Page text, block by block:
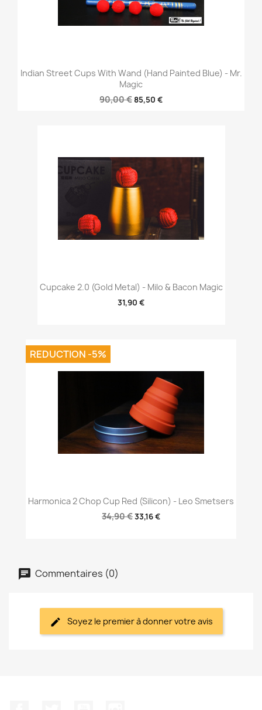
Indian Street Cups With Wand (Hand Painted Blue) - Mr.
Magic
90,00 € 85,50 €
Cupcake 2.0 (Gold Metal) - Milo & Bacon Magic
31,90 €
Harmonica 2 Chop Cup Red (Silicon) - Leo Smetsers
34,90 €33,16 €
REDUCTION -5%
Commentaires (0)
Soyez le premier à donner votre avis